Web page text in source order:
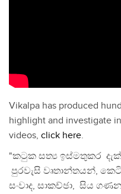
Vikalpa has produced
highlight and investigate
videos, click here.
"කටුක සත්‍ය ඉස්මතුකර
පුරවැසි වෘතාන්තයන්,
සංවාද, සාකච්ඡා, සිය